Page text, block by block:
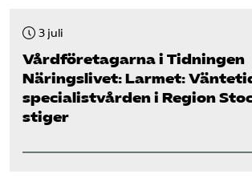
3 juli
Vård­företagarna i Tidningen
Näringslivet: Larmet:
specialistvården i Region
stiger